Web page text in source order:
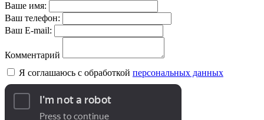
Ваше имя:
Ваш телефон:
Ваш E-mail:
Комментарий
Я соглашаюсь с обработкой персональных данных